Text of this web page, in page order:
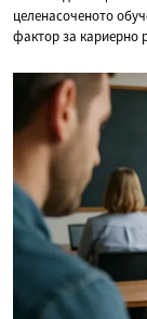
целенасоченото
фактор за кариерно